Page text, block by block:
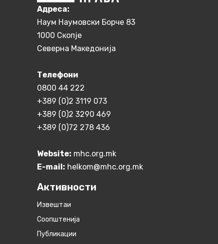
Aдреса:
Наум Наумовски Борче 83
1000 Скопје
Северна Македонија
Телефони
0800 44 222
+389 (0)2 3119 073
+389 (0)2 3290 469
+389 (0)72 278 436
Website: mhc.org.mk
E-mail: helkom@mhc.org.mk
Активности
Извештаи
Соопштенија
Публикации